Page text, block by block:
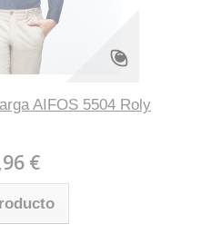
AIFOS 5504 Roly
€